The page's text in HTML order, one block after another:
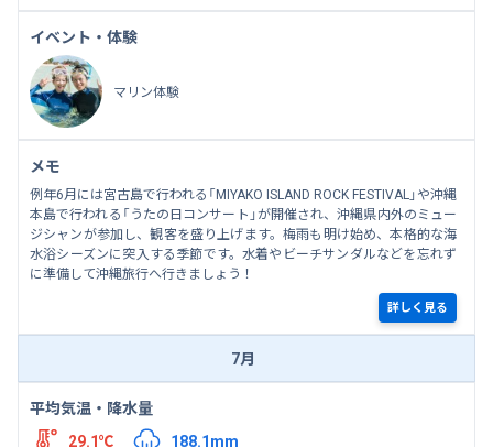
イベント・体験
マリン体験
メモ
例年6月には宮古島で行われる「MIYAKO ISLAND ROCK FESTIVAL」や沖縄
本島で行われる「うたの日コンサート」が開催され、沖縄県内外のミュー
ジシャンが参加し、観客を盛り上げます。梅雨も明け始め、本格的な海
水浴シーズンに突入する季節です。水着やビーチサンダルなどを忘れず
に準備して沖縄旅行へ行きましょう！
詳しく見る
7月
平均気温・降水量
29.1℃
188.1mm